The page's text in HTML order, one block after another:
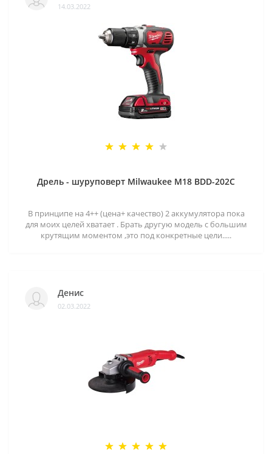
14.03.2022
Дрель - шуруповерт Milwaukee M18 BDD-202C
В принципе на 4++ (цена+ качество) 2 аккумулятора пока
для моих целей хватает . Брать другую модель с большим
крутящим моментом ,это под конкретные цели.....
Денис
02.03.2022